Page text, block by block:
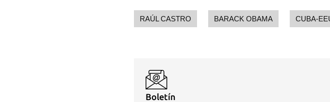
RAÚL CASTRO BARACK OBAMA CUBA-
Boletín